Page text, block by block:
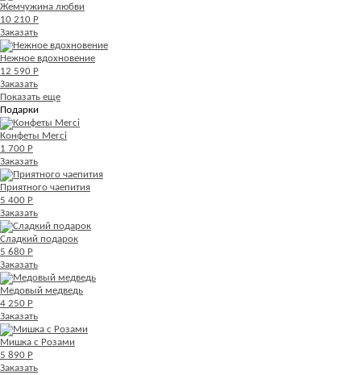
Жемчужина любви
10 210 Р
Заказать
Нежное вдохновение
12 590 Р
Заказать
Показать еще
Подарки
Конфеты Merci
1 700 Р
Заказать
Приятного чаепития
5 400 Р
Заказать
Сладкий подарок
5 680 Р
Заказать
Медовый медведь
4 250 Р
Заказать
Мишка с Розами
5 890 Р
Заказать